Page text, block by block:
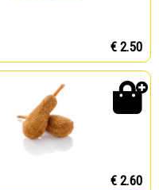
€ 2.50
€ 2.60